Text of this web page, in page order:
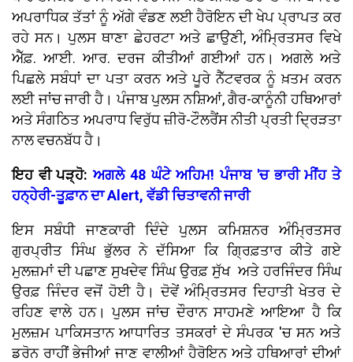
ਅਪਰਾਧਿਕ ਤੱਤਾਂ ਨੂੰ ਅੱਗੇ ਵੰਡਣ ਲਈ ਹੈਰੋਇਨ ਦੀ ਖੇਪ ਪ੍ਰਾਪਤ ਕਰ
ਰਹੇ ਸਨ। ਪੁਲਸ ਥਾਣਾ ਛੇਹਰਟਾ ਅਤੇ ਛਾਉਣੀ, ਅੰਮ੍ਰਿਤਸਰ ਵਿਖੇ
ਐੱਫ਼. ਆਈ. ਆਰ. ਦਰਜ ਕੀਤੀਆਂ ਗਈਆਂ ਹਨ। ਅਗਲੇ ਅਤੇ
ਪਿਛਲੇ ਸਬੰਧਾਂ ਦਾ ਪਤਾ ਕਰਨ ਅਤੇ ਪੂਰੇ ਨੈੱਟਵਰਕ ਨੂੰ ਖ਼ਤਮ ਕਰਨ
ਲਈ ਜਾਂਚ ਜਾਰੀ ਹੈ। ਪੰਜਾਬ ਪੁਲਸ ਨਸ਼ਿਆਂ, ਗੈਰ-ਕਾਨੂੰਨੀ ਹਥਿਆਰਾਂ
ਅਤੇ ਸੰਗਠਿਤ ਅਪਰਾਧ ਵਿਰੁੱਧ ਜ਼ੀਰੋ-ਟੌਲਰੈਂਸ ਨੀਤੀ ਪ੍ਰਤੀ ਦ੍ਰਿੜਤਾ
ਨਾਲ ਵਚਨਬੱਧ ਹੈ।
ਇਹ ਵੀ ਪੜ੍ਹੋ:ਅਗਲੇ 48 ਘੰਟੇ ਅਹਿਮ! ਪੰਜਾਬ 'ਚ ਭਾਰੀ ਮੀਂਹ ਤੇ
ਹਨ੍ਹੇਰੀ-ਤੂਫ਼ਾਨ ਦਾ Alert, ਵੱਡੀ ਚਿਤਾਵਨੀ ਜਾਰੀ
ਇਸ ਸਬੰਧੀ ਜਾਣਕਾਰੀ ਦਿੰਦੇ ਪੁਲਸ ਕਮਿਸ਼ਨਰ ਅੰਮ੍ਰਿਤਸਰ
ਗੁਰਪ੍ਰੀਤ ਸਿੰਘ ਭੁੱਲਰ ਨੇ ਦੱਸਿਆ ਕਿ ਗ੍ਰਿਫ਼ਤਾਰ ਕੀਤੇ ਗਏ
ਮੁਲਜ਼ਮਾਂ ਦੀ ਪਛਾਣ ਸੁਖਦੇਵ ਸਿੰਘ ਉਰਫ਼ ਸੁੱਖ ਅਤੇ ਹਰਜਿੰਦਰ ਸਿੰਘ
ਉਰਫ਼ ਜਿੰਦਰ ਵਜੋਂ ਹੋਈ ਹੈ। ਦੋਵੇਂ ਅੰਮ੍ਰਿਤਸਰ ਦਿਹਾਤੀ ਖੇਤਰ ਦੇ
ਰਹਿਣ ਵਾਲੇ ਹਨ। ਪੁਲਸ ਜਾਂਚ ਦੌਰਾਨ ਸਾਹਮਣੇ ਆਇਆ ਹੈ ਕਿ
ਮੁਲਜ਼ਮ ਪਾਕਿਸਤਾਨ ਆਧਾਰਿਤ ਤਸਕਰਾਂ ਦੇ ਸੰਪਰਕ 'ਚ ਸਨ ਅਤੇ
ਡਰੋਨ ਰਾਹੀਂ ਭੇਜੀਆਂ ਜਾਣ ਵਾਲੀਆਂ ਹੈਰੋਇਨ ਅਤੇ ਹਥਿਆਰਾਂ ਦੀਆਂ